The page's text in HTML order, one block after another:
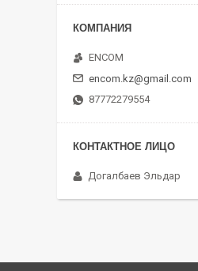
ENCOM
encom.kz@gmail.com
87772279554
Догалбаев Эльдар